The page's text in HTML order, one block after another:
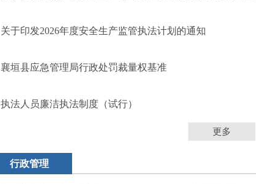
关于印发2026年度安全生产监管执法计划的通知
襄垣县应急管理局行政处罚裁量权基准
执法人员廉洁执法制度（试行）
更多
行政管理